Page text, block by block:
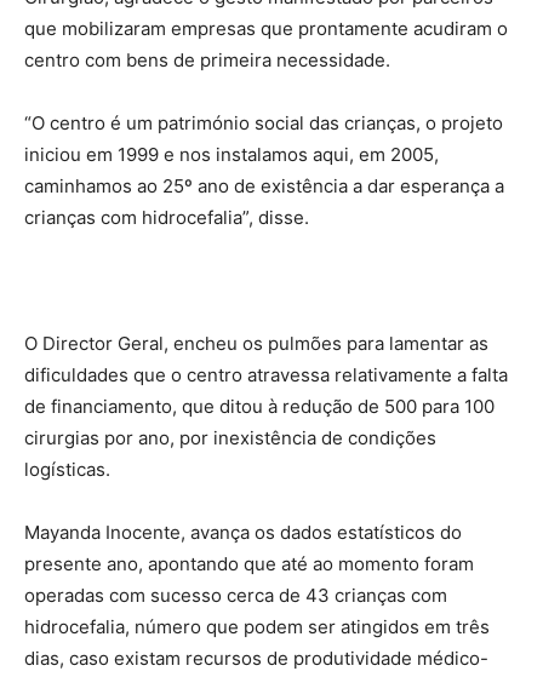
que mobilizaram empresas que prontamente acudiram o
centro com bens de primeira necessidade.
“O centro é um património social das crianças, o projeto
iniciou em 1999 e nos instalamos aqui, em 2005,
caminhamos ao 25º ano de existência a dar esperança a
crianças com hidrocefalia”, disse.
O Director Geral, encheu os pulmões para lamentar as
dificuldades que o centro atravessa relativamente a falta
de financiamento, que ditou à redução de 500 para 100
cirurgias por ano, por inexistência de condições
logísticas.
Mayanda Inocente, avança os dados estatísticos do
presente ano, apontando que até ao momento foram
operadas com sucesso cerca de 43 crianças com
hidrocefalia, número que podem ser atingidos em três
dias, caso existam recursos de produtividade médico-